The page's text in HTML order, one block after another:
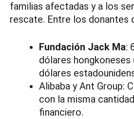
familias afectadas y a los
rescate. Entre los donantes
Fundación Jack Ma:
dólares hongkoneses
dólares
Alibaba y Ant Group:
con la misma
financiero.